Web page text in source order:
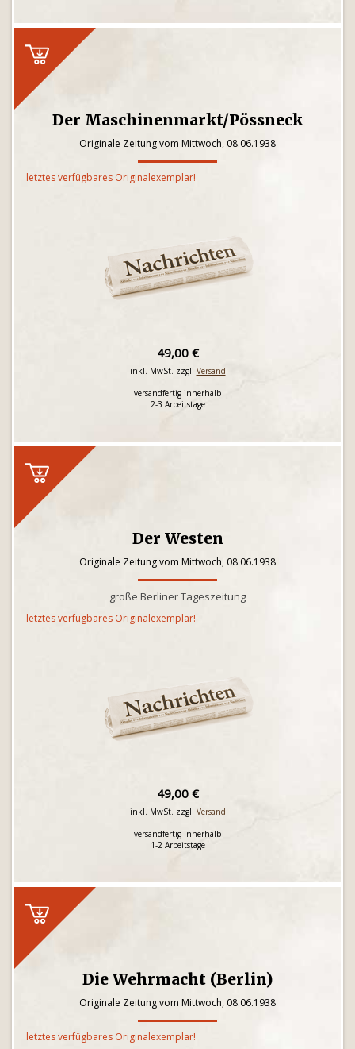
Der Maschinenmarkt/Pössneck
Originale Zeitung vom Mittwoch, 08.06.1938
letztes verfügbares Originalexemplar!
49,00 €
inkl. MwSt. zzgl. Versand
versandfertig innerhalb
2-3 Arbeitstage
Der Westen
Originale Zeitung vom Mittwoch, 08.06.1938
große Berliner Tageszeitung
letztes verfügbares Originalexemplar!
49,00 €
inkl. MwSt. zzgl. Versand
versandfertig innerhalb
1-2 Arbeitstage
Die Wehrmacht (Berlin)
Originale Zeitung vom Mittwoch, 08.06.1938
letztes verfügbares Originalexemplar!